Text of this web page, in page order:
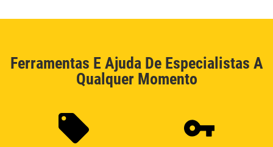
Ferramentas E Ajuda De Especialistas A
Qualquer Momento